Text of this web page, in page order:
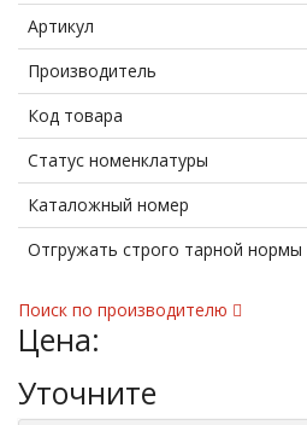
Артикул
Производитель
Код товара
Статус номенклатуры
Каталожный номер
Отгружать строго тарной нормы
Поиск по производителю
Цена:
Уточните